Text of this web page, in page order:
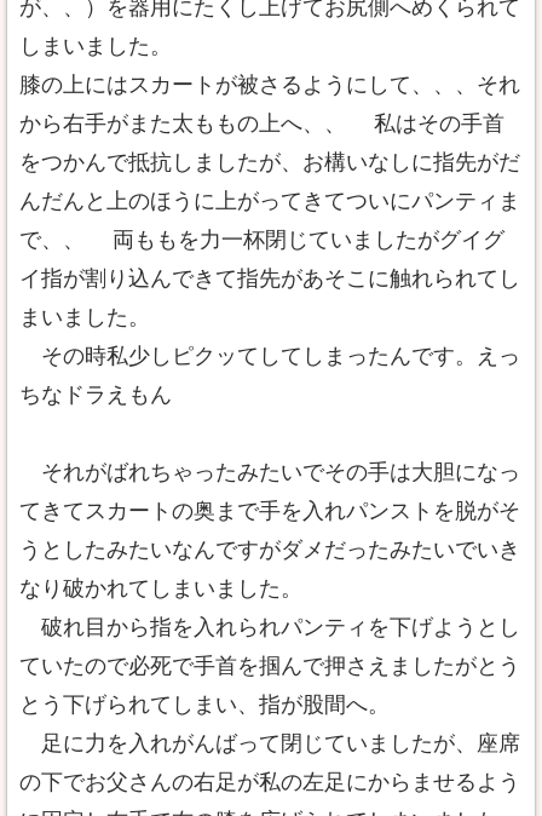
が、、）を器用にたくし上げてお尻側へめくられて
しまいました。
膝の上にはスカートが被さるようにして、、、それ
から右手がまた太ももの上へ、、 私はその手首
をつかんで抵抗しましたが、お構いなしに指先がだ
んだんと上のほうに上がってきてついにパンティま
で、、 両ももを力一杯閉じていましたがグイグ
イ指が割り込んできて指先があそこに触れられてし
まいました。
その時私少しピクッてしてしまったんです。えっ
ちなドラえもん
それがばれちゃったみたいでその手は大胆になっ
てきてスカートの奥まで手を入れパンストを脱がそ
うとしたみたいなんですがダメだったみたいでいき
なり破かれてしまいました。
破れ目から指を入れられパンティを下げようとし
ていたので必死で手首を掴んで押さえましたがとう
とう下げられてしまい、指が股間へ。
足に力を入れがんばって閉じていましたが、座席
の下でお父さんの右足が私の左足にからませるよう